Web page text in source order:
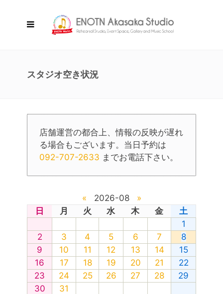
スタジオ空き状況
店舗運営の都合上、情報の反映が遅れ
る場合もございます。当日予約は
092-707-2633 までお電話下さい。
« 2026-08
»
日
月 火 水 木 金
土
1
2
3 4 5 6 7
8
9
10 11 12 13 14
15
16
17 18 19 20 21
22
23
24 25 26 27 28
29
30
31